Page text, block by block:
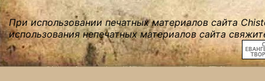
При использовании печатных материалов сайта
использования непечатных материалов сайта